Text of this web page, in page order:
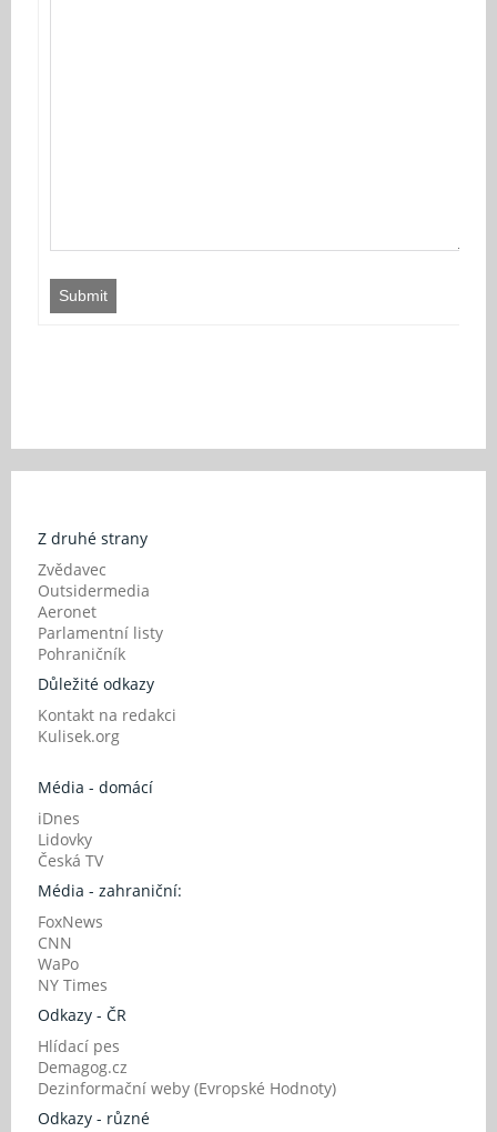
Submit
Z druhé strany
Zvědavec
Outsidermedia
Aeronet
Parlamentní listy
Pohraničník
Důležité odkazy
Kontakt na redakci
Kulisek.org
Média - domácí
iDnes
Lidovky
Česká TV
Média - zahraniční:
FoxNews
CNN
WaPo
NY Times
Odkazy - ČR
Hlídací pes
Demagog.cz
Dezinformační weby (Evropské Hodnoty)
Odkazy - různé